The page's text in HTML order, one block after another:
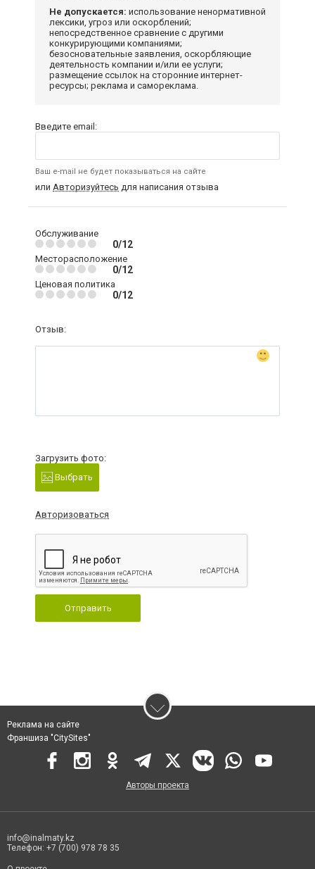
Не допускается: использование ненормативной
лексики, угроз или оскорблений;
непосредственное сравнение с другими
конкурирующими компаниями;
безосновательные заявления, оскорбляющие
деятельность компании и/или ее услуги;
размещение ссылок на сторонние интернет-
ресурсы; реклама и самореклама.
Введите email:
Ваш e-mail не будет показываться на сайте
или Авторизуйтесь для написания отзыва
Обслуживание
0/12
Месторасположение
0/12
Ценовая политика
0/12
Отзыв:
Загрузить фото:
Выбрать
Авторизоваться
Отправить
Реклама на сайте
Франшиза "CitySites"
Авторы проекта
info@inalmaty.kz
Телефон: +7 (700) 978 78 35